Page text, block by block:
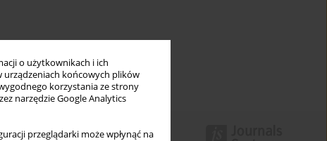
o użytkownikach i ich
końcowych plików
korzystania ze strony
narzędzie Google Analytics
przeglądarki może wpłynąć na